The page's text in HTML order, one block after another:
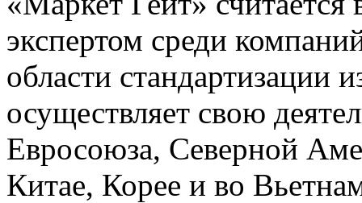
экспертом среди
области стандартизации
осуществляет свою
Евросоюза, Северной
Китае, Корее и во